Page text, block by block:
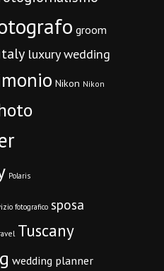
groom
luxury wedding
Nikon Nikon
Polaris
fotografico sposa
Tuscany
wedding planner